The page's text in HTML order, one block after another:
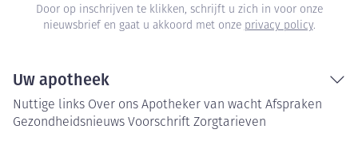
Door op inschrijven te klikken, schrijft u zich in voor onze
nieuwsbrief en gaat u akkoord met onze privacy policy.
Uw apotheek
Nuttige links Over ons Apotheker van wacht Afspraken
Gezondheidsnieuws Voorschrift Zorgtarieven